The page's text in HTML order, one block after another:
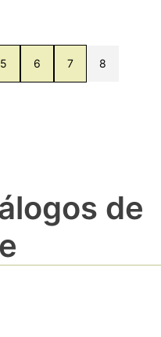
5 6 7 8
de